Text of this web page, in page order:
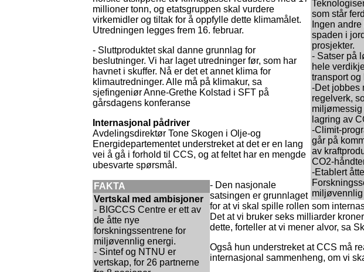
som står
Ingen
spaden i
prosjekter.
- Satser på
hele
transport og
-Det jobbes
regelverk,
miljømessig
lagring av
-Climit-
går på
av
CO2-
-Etablert
miljøvennlig
millioner tonn, og etatsgruppen skal vurdere
virkemidler og tiltak for å oppfylle dette klimamålet.
Utredningen legges frem 16. februar.
- Sluttproduktet skal danne grunnlag for
beslutninger. Vi har laget utredninger før, som har
havnet i skuffer. Nå er det et annet klima for
klimautredninger. Alle må på klimakur, sa
sjefingeniør Anne-Grethe Kolstad i SFT på
gårsdagens konferanse
Internasjonal pådriver
Avdelingsdirektør Tone Skogen i Olje-og
Energidepartementet understreket at det er en lang
vei å gå i forhold til CCS, og at feltet har en mengde
ubesvarte spørsmål.
FAKTA
Vertskal med ambisjoner
- BIGCCS Centre er ett av
de åtte nye
forskningssentrene for
miljøvennlig energi.
- Sintef og NTNU er
vertskap, for 26 partnerne
- Den nasjonale
satsingen er grunnlaget
for at vi skal spille rollen som
Det at vi bruker seks milliarder
dette, forteller at vi mener alvor, sa
Også hun understreket at CCS må
internasjonal sammenheng, om vi